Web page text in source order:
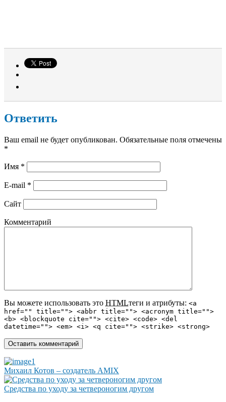
Ответить
Ваш email не будет опубликован. Обязательные поля отмечены
*
Имя *
E-mail *
Сайт
Комментарий
Вы можете использовать это HTMLтеги и атрибуты: <a
href="" title=""> <abbr title=""> <acronym title="">
<b> <blockquote cite=""> <cite> <code> <del
datetime=""> <em> <i> <q cite=""> <strike> <strong>
Михаил Котов – создатель AMIX
Средства по уходу за четвероногим другом